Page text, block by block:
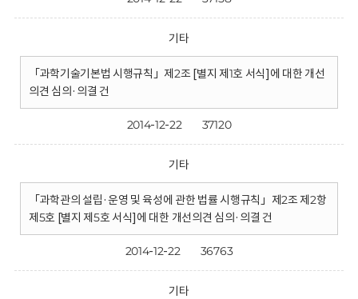
기타
「과학기술기본법 시행규칙」제2조 [별지 제1호 서식]에 대한 개선
의견 심의·의결 건
2014-12-22 37120
기타
「과학관의 설립·운영 및 육성에 관한 법률 시행규칙」제2조 제2항
제5호 [별지 제5호 서식]에 대한 개선의견 심의·의결 건
2014-12-22 36763
기타